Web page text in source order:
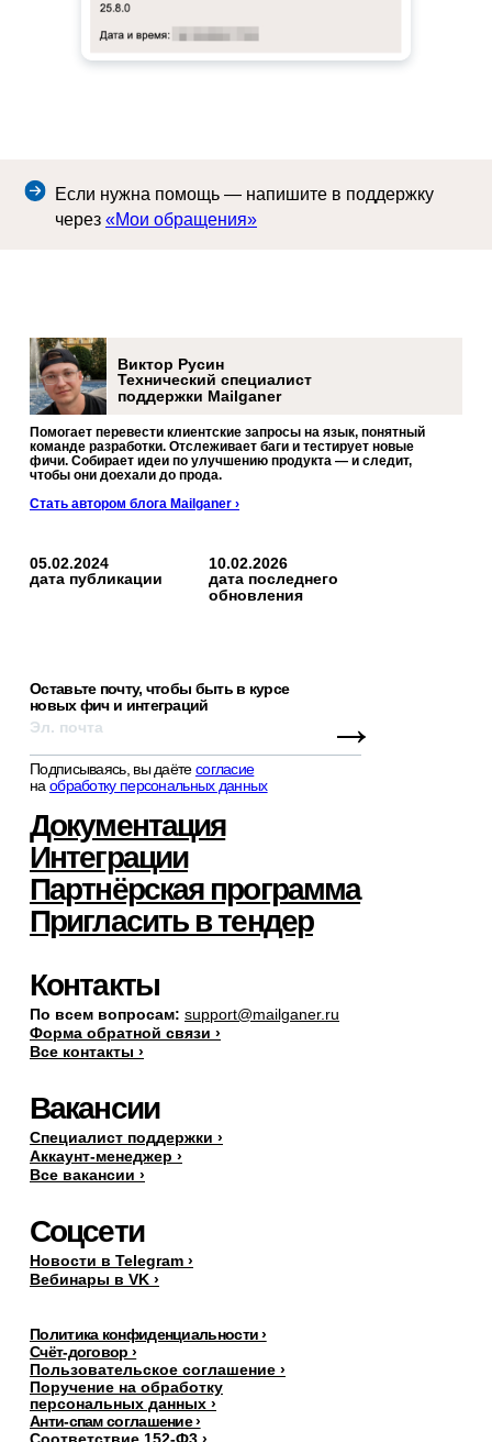
Если нужна помощь — напишите в поддержку
через «Мои обращения»
Помогает перевести клиентские запросы на язык, понятный
команде разработки. Отслеживает баги и тестирует новые
фичи. Собирает идеи по улучшению продукта — и следит,
чтобы они доехали до прода.
Стать автором блога Mailganer ›
Виктор Русин
Технический специалист
поддержки Mailganer
05.02.2024
дата публикации
10.02.2026
дата последнего
обновления
Политика конфиденциальности ›
Счёт-договор ›
Поручение на обработку
персональных данных ›
Пользовательское соглашение ›
Соответствие 152-Ф3 ›
Анти-спам соглашение ›
Оставьте почту, чтобы быть в курсе
новых фич и интеграций
Подписываясь, вы даётесогласие
на обработку персональных данных
Интеграции
Документация
Партнёрская программа
Пригласить в тендер
→
Новости в Telegram ›
По всем вопросам:
Все вакансии ›
Аккаунт-менеджер ›
Специалист поддержки ›
Вакансии
Контакты
support@mailganer.ru
Все контакты ›
Соцсети
Вебинары в VK ›
Форма обратной связи ›